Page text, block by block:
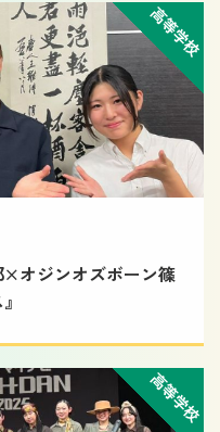
高等学校
オジンオズボーン篠
高等学校